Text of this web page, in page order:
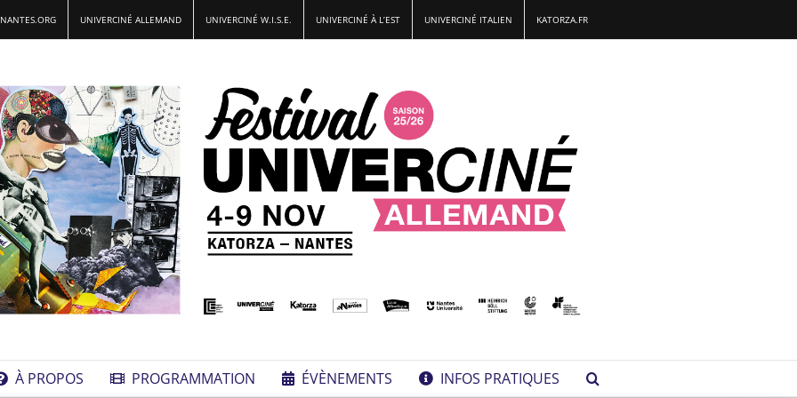
UNIVERCINÉ ALLEMAND UNIVERCINÉ W.I.S.E. UNIVERCINÉ À L’EST UNIVERCINÉ ITALIEN KATORZA.FR
À PROPOS PROGRAMMATION ÉVÈNEMENTS INFOS PRATIQUES